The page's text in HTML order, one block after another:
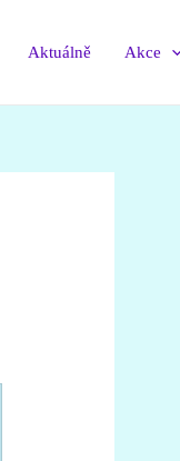
Aktuálně Akce